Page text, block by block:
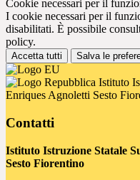
Cookie necessari per il
I cookie necessari per il
disabilitati. È possibile
policy.
Accetta tutti Salva le
Istituto
Enriques Agnoletti Sesto
Contatti
Istituto Istruzione Statale
Sesto Fiorentino